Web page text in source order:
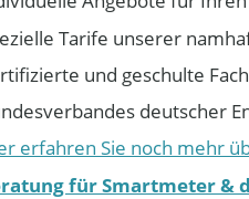
Tarife unserer
und geschulte
deutscher
erfahren Sie noch mehr
für Smartmeter &